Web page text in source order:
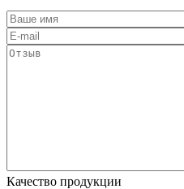
Качество продукции